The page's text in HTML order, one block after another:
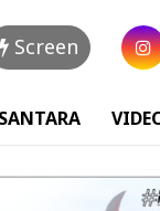
Screen